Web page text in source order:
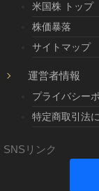
米国株 トップ
株価暴落
サイトマップ
運営者情報
プライバシー
特定商取引法
SNSリンク